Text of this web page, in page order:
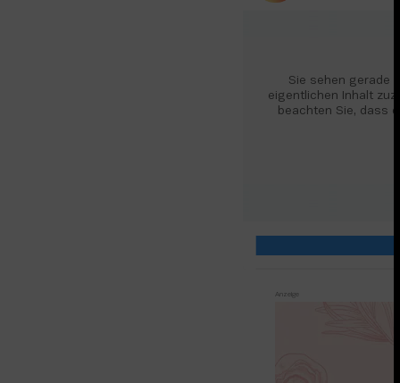
Sie sehen gerade
eigentlichen Inhalt
beachten Sie, dass